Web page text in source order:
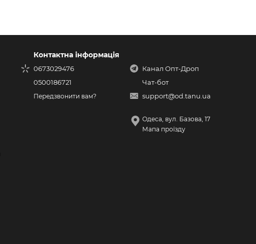
Контактна інформація
0673029476
0500186721
Передзвонити вам?
Канал Опт-Дроп
Чат-бот
support@od.tanu.ua
Одеса, вул. Базова, 17
Мапа проїзду